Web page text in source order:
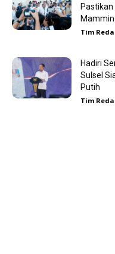
Tim
Hadiri
Sulsel
Putih
Tim